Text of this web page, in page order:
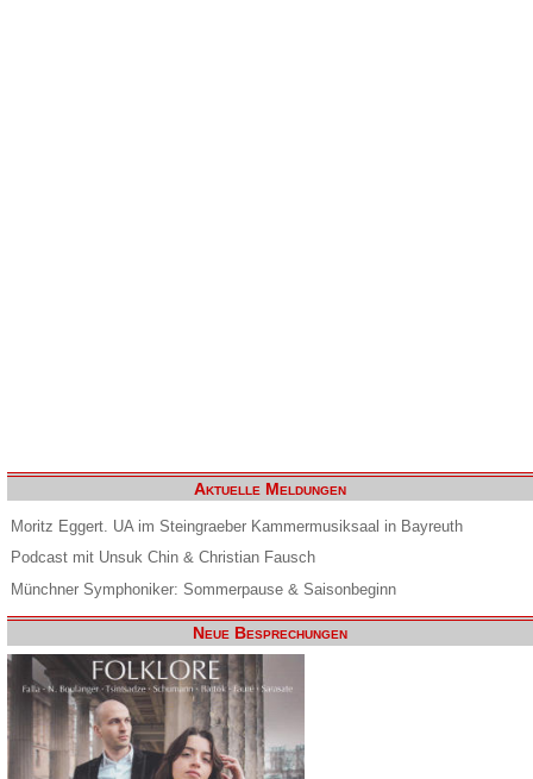
Aktuelle Meldungen
Moritz Eggert. UA im Steingraeber Kammermusiksaal in Bayreuth
Podcast mit Unsuk Chin & Christian Fausch
Münchner Symphoniker: Sommerpause & Saisonbeginn
Neue Besprechungen